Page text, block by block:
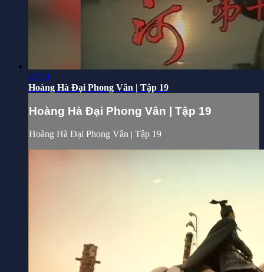
47:50
Hoàng Hà Đại Phong Vân | Tập 19
Hoàng Hà Đại Phong Vân | Tập 19
Hoàng Hà Đại Phong Vân | Tập 19